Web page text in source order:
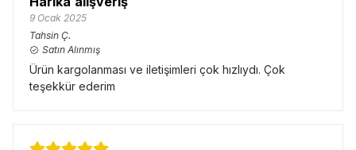
9 Ocak 2025
Tahsin Ç.
Satın Alınmış
Ürün kargolanması ve iletişimleri çok hızlıydı. Çok
teşekkür ederim